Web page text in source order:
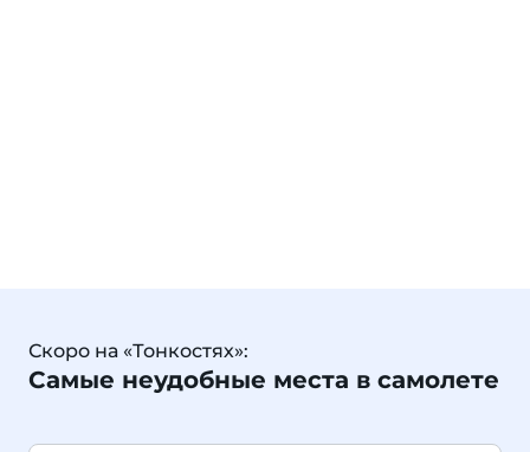
Скоро на «Тонкостях»:
Самые неудобные места в самолете